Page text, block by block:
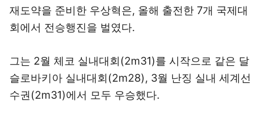
재도약을 준비한 우상혁은, 올해 출전한 7개 국제대
회에서 전승행진을 벌였다.
그는 2월 체코 실내대회(2m31)를 시작으로 같은 달
슬로바키아 실내대회(2m28), 3월 난징 실내 세계선
수권(2m31)에서 모두 우승했다.